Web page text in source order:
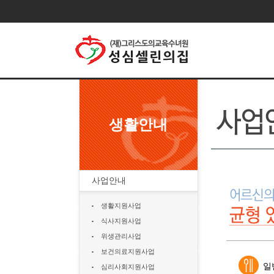
생활안내
사업안내
생활지원사업
식사지원사업
위생관리사업
보건의료지원사업
심리사회지원사업 일